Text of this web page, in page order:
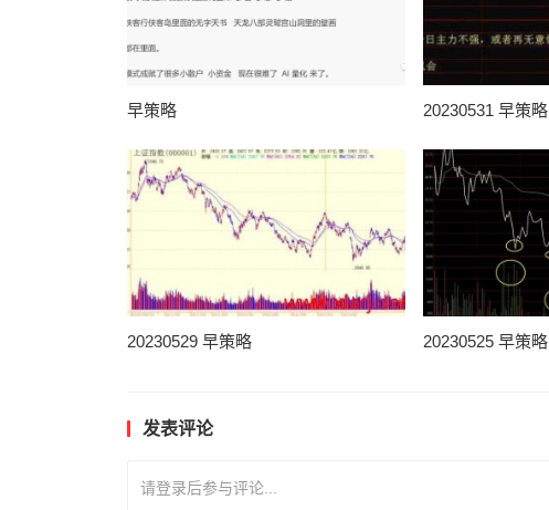
早策略 20230531 早策略
20230529 早策略 20230525 早策略
发表评论
请登录后参与评论...